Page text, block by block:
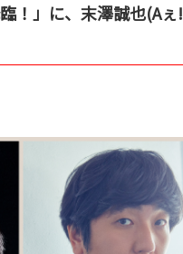
！」に、末澤誠也(Aぇ!